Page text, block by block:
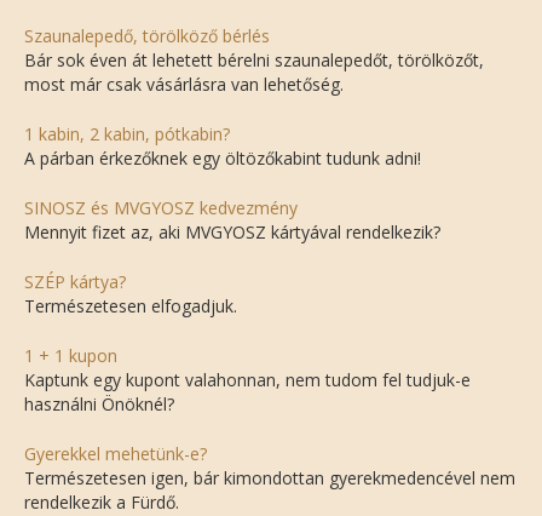
Szaunalepedő, törölköző bérlés
Bár sok éven át lehetett bérelni szaunalepedőt, törölközőt,
most már csak vásárlásra van lehetőség.
1 kabin, 2 kabin, pótkabin?
A párban érkezőknek egy öltözőkabint tudunk adni!
SINOSZ és MVGYOSZ kedvezmény
Mennyit fizet az, aki MVGYOSZ kártyával rendelkezik?
SZÉP kártya?
Természetesen elfogadjuk.
1 + 1 kupon
Kaptunk egy kupont valahonnan, nem tudom fel tudjuk-e
használni Önöknél?
Gyerekkel mehetünk-e?
Természetesen igen, bár kimondottan gyerekmedencével nem
rendelkezik a Fürdő.